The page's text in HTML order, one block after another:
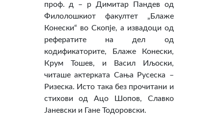
проф. д – р Димитар Пандев од
Филолошкиот факултет „Блаже
Конески“ во Скопје, а извадоци од
рефератите на дел од
кодификаторите, Блаже Конески,
Крум Тошев, и Васил Иљоски,
читаше актерката Сања Русеска –
Ризеска. Исто така без прочитани и
стихови од Ацо Шопов, Славко
Јаневски и Гане Тодоровски.